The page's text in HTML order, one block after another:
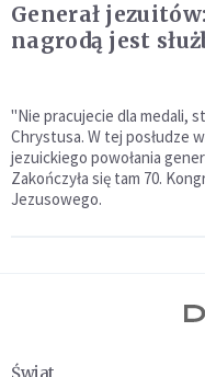
Generał
nagrodą jest
"Nie pracujecie dla medali,
Chrystusa. W tej posłudze
jezuickiego powołania
Zakończyła się tam 70.
Jezusowego.